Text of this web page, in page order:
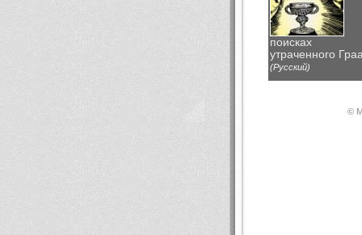
поисках
утраченного
(Русский)
©